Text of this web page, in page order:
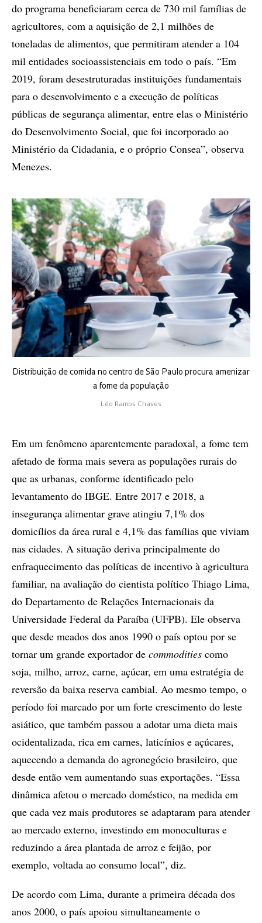
do programa beneficiaram cerca de 730 mil famílias de
agricultores, com a aquisição de 2,1 milhões de
toneladas de alimentos, que permitiram atender a 104
mil entidades socioassistenciais em todo o país. “Em
2019, foram desestruturadas instituições fundamentais
para o desenvolvimento e a execução de políticas
públicas de segurança alimentar, entre elas o Ministério
do Desenvolvimento Social, que foi incorporado ao
Ministério da Cidadania, e o próprio Consea”, observa
Menezes.
Distribuição de comida no centro de São Paulo procura amenizar
a fome da população
Léo Ramos Chaves
Em um fenômeno aparentemente paradoxal, a fome tem
afetado de forma mais severa as populações rurais do
que as urbanas, conforme identificado pelo
levantamento do IBGE. Entre 2017 e 2018, a
insegurança alimentar grave atingiu 7,1% dos
domicílios da área rural e 4,1% das famílias que viviam
nas cidades. A situação deriva principalmente do
enfraquecimento das políticas de incentivo à agricultura
familiar, na avaliação do cientista político Thiago Lima,
do Departamento de Relações Internacionais da
Universidade Federal da Paraíba (UFPB). Ele observa
que desde meados dos anos 1990 o país optou por se
tornar um grande exportador de commodities como
soja, milho, arroz, carne, açúcar, em uma estratégia de
reversão da baixa reserva cambial. Ao mesmo tempo, o
período foi marcado por um forte crescimento do leste
asiático, que também passou a adotar uma dieta mais
ocidentalizada, rica em carnes, laticínios e açúcares,
aquecendo a demanda do agronegócio brasileiro, que
desde então vem aumentando suas exportações. “Essa
dinâmica afetou o mercado doméstico, na medida em
que cada vez mais produtores se adaptaram para atender
ao mercado externo, investindo em monoculturas e
reduzindo a área plantada de arroz e feijão, por
exemplo, voltada ao consumo local”, diz.
De acordo com Lima, durante a primeira década dos
anos 2000, o país apoiou simultaneamente o